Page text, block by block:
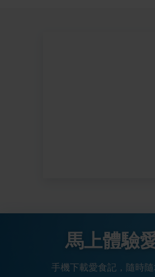
馬上體驗
手機下載愛食記，隨時隨